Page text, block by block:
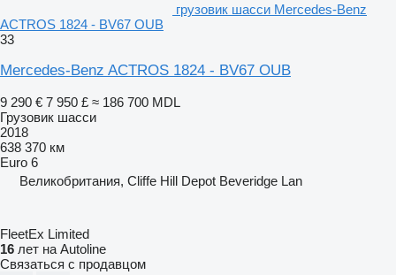
грузовик шасси Mercedes-Benz
ACTROS 1824 - BV67 OUB
33
Mercedes-Benz ACTROS 1824 - BV67 OUB
9 290 € 7 950 £ ≈ 186 700 MDL
Грузовик шасси
2018
638 370 км
Euro 6
Великобритания, Cliffe Hill Depot Beveridge Lan
FleetEx Limited
16 лет на Autoline
Связаться с продавцом